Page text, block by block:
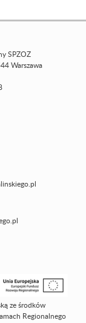
SPZOZ
Warszawa
ze środków
Regionalnego